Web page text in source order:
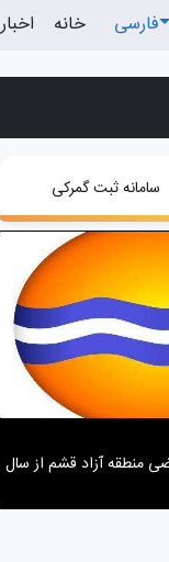
فارسی خانه اخبار
سامانه ثبت گمرکی
منطقه آزاد قشم از سال